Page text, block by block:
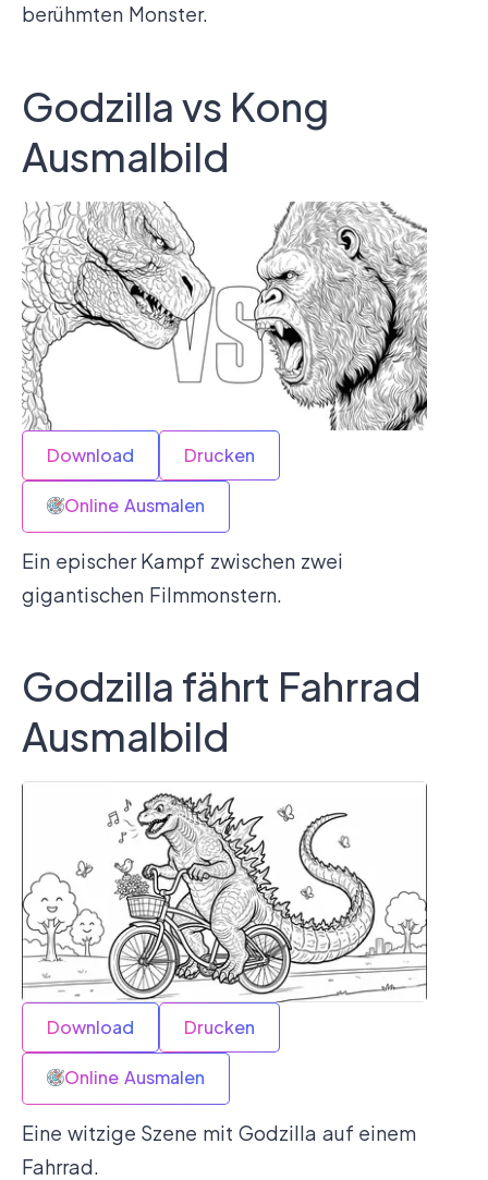
berühmten Monster.
Godzilla vs Kong
Ausmalbild
Download Drucken
Online Ausmalen
Ein epischer Kampf zwischen zwei
gigantischen Filmmonstern.
Godzilla fährt Fahrrad
Ausmalbild
Download Drucken
Online Ausmalen
Eine witzige Szene mit Godzilla auf einem
Fahrrad.